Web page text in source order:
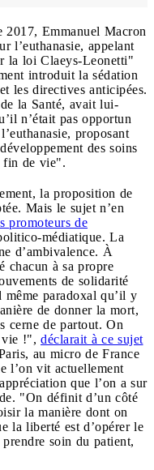
2017, Emmanuel Macron
l’euthanasie, appelant
la loi Claeys-Leonetti"
introduit la sédation
les directives anticipées.
la Santé, avait lui-
n’était pas opportun
proposant
des soins
fin de vie".
la proposition de
Mais le sujet n’en
promoteurs de
médiatique. La
d’ambivalence. À
chacun à sa propre
de solidarité
paradoxal qu’il y
de donner la mort,
cerne de partout. On
vie !", déclarait à ce sujet
au micro de France
l’on vit actuellement
que l’on a sur
"On définit d’un côté
la manière dont on
la liberté est d’opérer le
soin du patient,